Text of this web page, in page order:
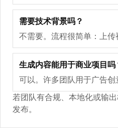
需要技术背景吗？
不需要。流程很简单：上
生成内容能用于商业项目吗
可以。许多团队用于广告创
若团队有合规、本地化或输
发布。